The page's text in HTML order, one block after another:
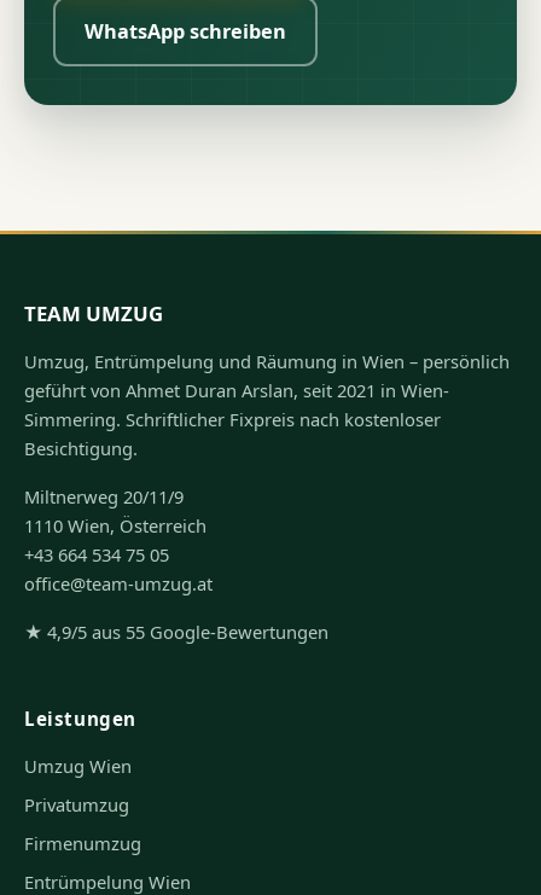
WhatsApp schreiben
TEAM UMZUG
Umzug, Entrümpelung und Räumung in Wien – persönlich
geführt von Ahmet Duran Arslan, seit 2021 in Wien-
Simmering. Schriftlicher Fixpreis nach kostenloser
Besichtigung.
Miltnerweg 20/11/9
1110 Wien, Österreich
+43 664 534 75 05
office@team-umzug.at
★ 4,9/5 aus 55 Google-Bewertungen
Leistungen
Umzug Wien
Privatumzug
Firmenumzug
Entrümpelung Wien